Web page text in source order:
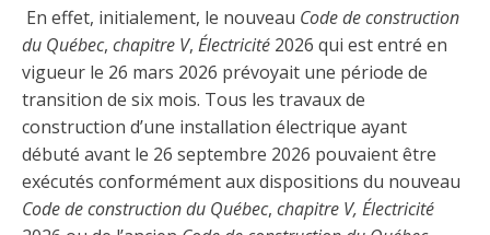
Faire affaire avec un maître électricien
Comment choisir un entrepreneur électricien
Taux horaires de référence pour des travaux
d’électricité en construction
Avantages et privilèges
pour les membres
Ressources informationnelles
Documents de référence
Formulaires, guides et autres documents
informatifs
Demande de délivrance ou de modification d’une
licence d’entrepreneur
Admission à la CMEQ
Comités de la CMEQ
Le personnel de la CMEQ
Rapports et documentation
Rapports annuels de la CMEQ
À propos
Offre de formation de la CMEQ
Perfectionnement de la main-d’œuvre
Mars, mois de la formation
En effet, initialement, le nouveau Code de construction
du Québec, chapitre V, Électricité 2026 qui est entré en
vigueur le 26 mars 2026 prévoyait une période de
transition de six mois. Tous les travaux de
construction d’une installation électrique ayant
débuté avant le 26 septembre 2026 pouvaient être
exécutés conformément aux dispositions du nouveau
Code de construction du Québec, chapitre V, Électricité